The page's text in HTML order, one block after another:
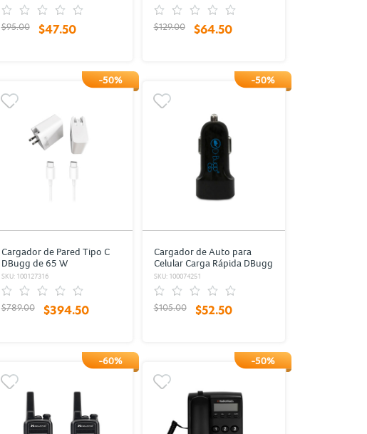
$95.00 $47.50 $129.00 $64.50
-50%
Cargador de Pared Tipo C
DBugg de 65 W
SKU: 100127316
$789.00 $394.50
-50%
Cargador de Auto para
Celular Carga Rápida DBugg
/ Negro / 2 USB
SKU: 100074251
$105.00 $52.50
-60% -50%